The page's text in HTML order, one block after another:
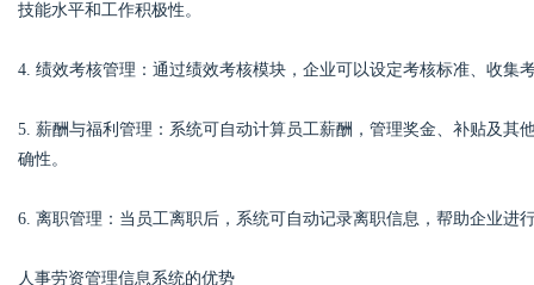
d
技能水平和工作积极性。
4. 绩效考核管理：通过绩效考核模块，企业可以设定考核标准、收集
5. 薪酬与福利管理：系统可自动计算员工薪酬，管理奖金、补贴及
确性。
6. 离职管理：当员工离职后，系统可自动记录离职信息，帮助企业进
人事劳资管理信息系统的优势